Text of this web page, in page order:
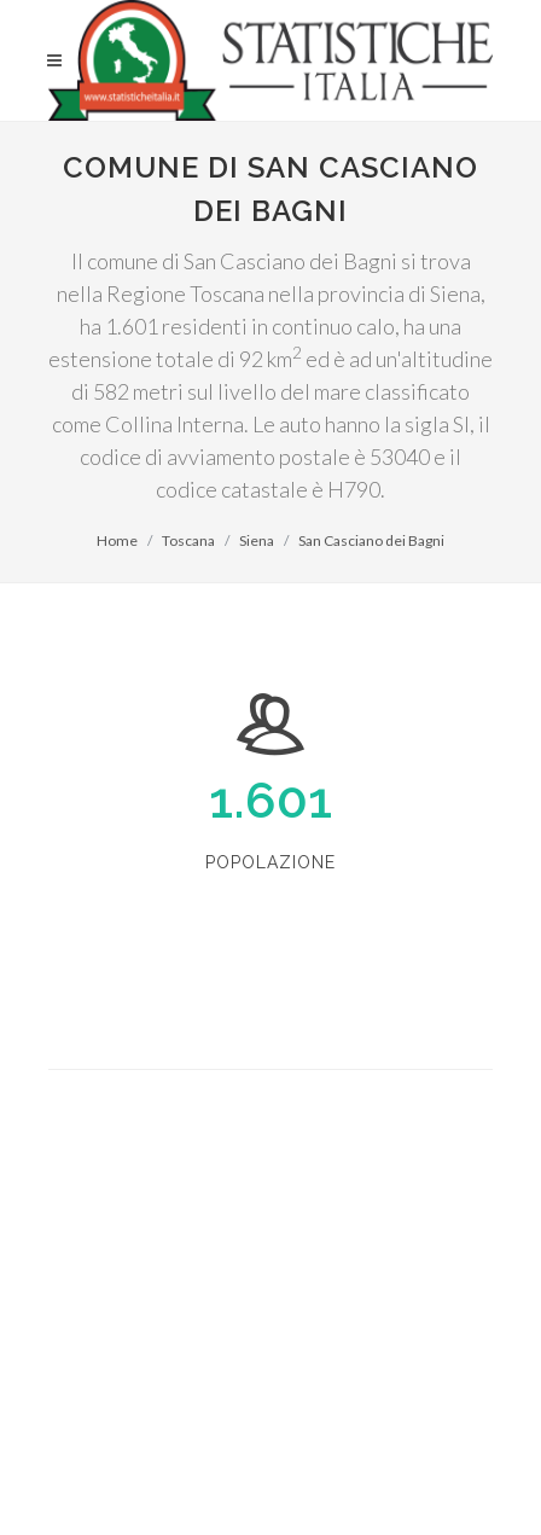
COMUNE DI SAN CASCIANO
DEI BAGNI
Il comune di San Casciano dei Bagni si trova
nella Regione Toscana nella provincia di Siena,
ha 1.601 residenti in continuo calo, ha una
estensione totale di 92 km2 ed è ad un'altitudine
di 582 metri sul livello del mare classificato
come Collina Interna. Le auto hanno la sigla SI, il
codice di avviamento postale è 53040 e il
codice catastale è H790.
Home Toscana Siena San Casciano dei Bagni
1.601
POPOLAZIONE